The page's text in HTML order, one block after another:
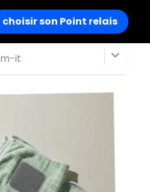
choisir son Point relais
it